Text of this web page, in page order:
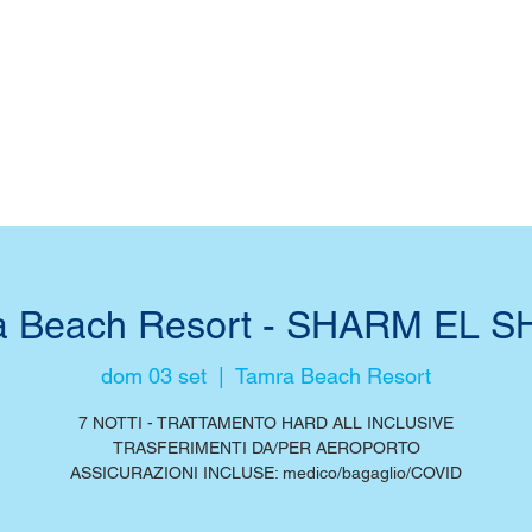
Beach Resort - SHARM EL
dom 03 set
  |
Tamra Beach Resort
7 NOTTI - TRATTAMENTO HARD ALL INCLUSIVE
TRASFERIMENTI DA/PER AEROPORTO
ASSICURAZIONI INCLUSE: medico/bagaglio/COVID